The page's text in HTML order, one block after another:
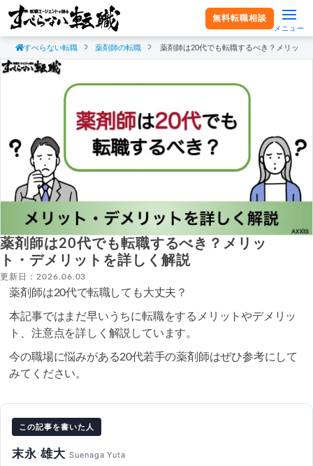
無料転職相談
メニュー
すべらない転職 薬剤師の転職 薬剤師は20代でも転職するべき？メリット
薬剤師は20代でも転職するべき？メリッ
ト・デメリットを詳しく解説
更新日：2026.06.03
薬剤師は20代で転職しても大丈夫？
本記事ではまだ早いうちに転職をするメリットやデメリッ
ト、注意点を詳しく解説しています。
今の職場に悩みがある20代若手の薬剤師はぜひ参考にして
みてください。
この記事を書いた人
末永 雄大 Suenaga Yuta